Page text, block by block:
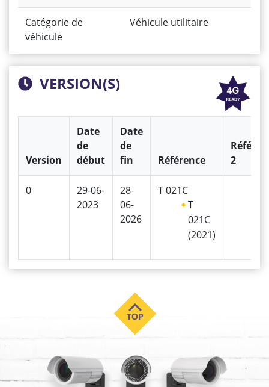
Catégorie de
véhicule
Véhicule utilitaire
VERSION(S)
Version
Date
de
début
Date
de
fin
Référence
2
0
29-06-
2023
28-
06-
2026
T 021C
T
021C
(2021)